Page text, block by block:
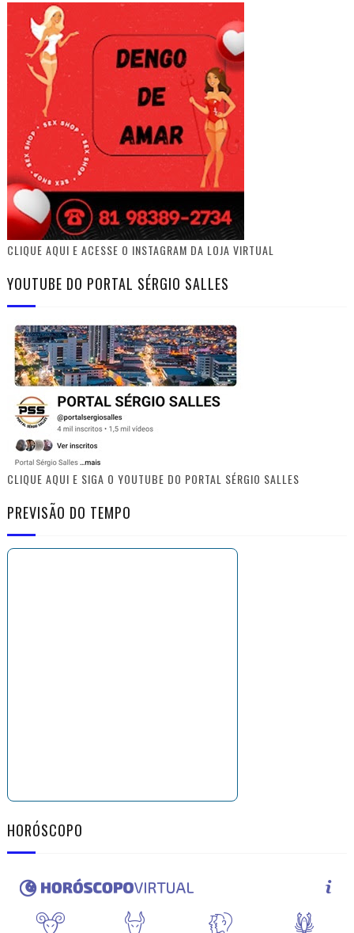
CLIQUE AQUI E ACESSE O INSTAGRAM DA LOJA VIRTUAL
YOUTUBE DO PORTAL SÉRGIO SALLES
CLIQUE AQUI E SIGA O YOUTUBE DO PORTAL SÉRGIO SALLES
PREVISÃO DO TEMPO
HORÓSCOPO